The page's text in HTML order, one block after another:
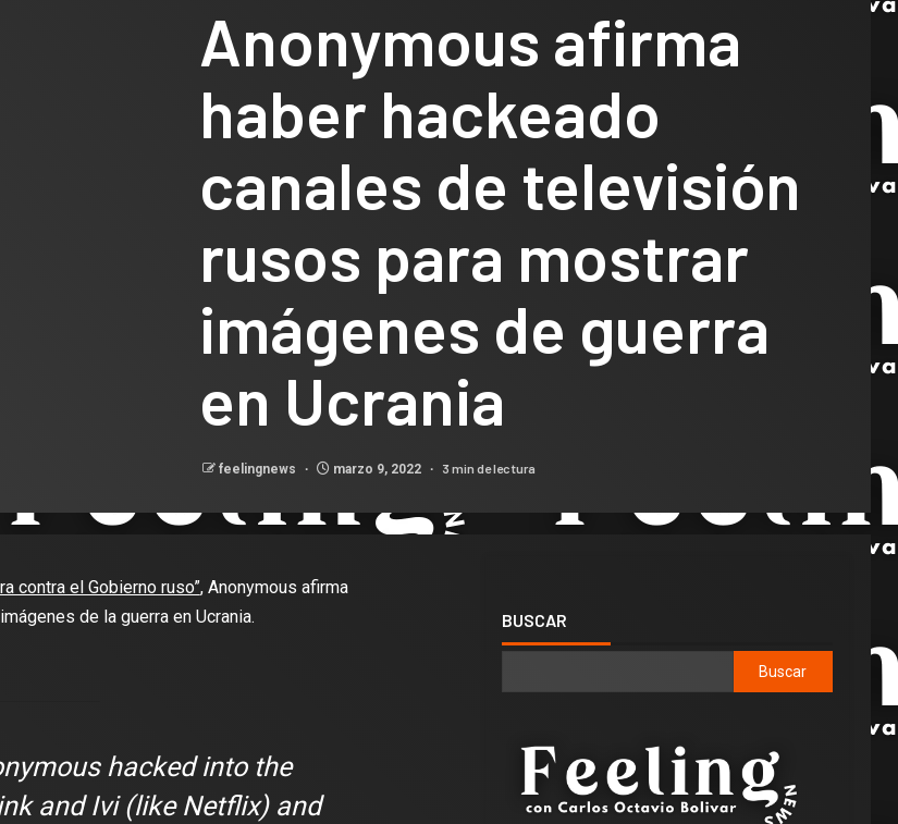
Anonymous afirma
haber hackeado
canales de televisión
rusos para mostrar
imágenes de guerra
en Ucrania
feelingnews marzo 9, 2022 3 min de lectura
contra el Gobierno ruso”, Anonymous afirma
de la guerra en Ucrania.
hacked into the
and Ivi (like Netflix) and
BUSCAR
Buscar